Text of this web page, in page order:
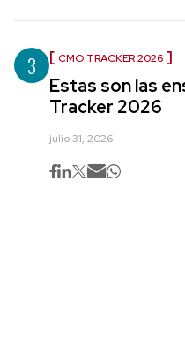
3 CMO TRACKER 2026
Estas son las
Tracker 2026
julio 31, 2026